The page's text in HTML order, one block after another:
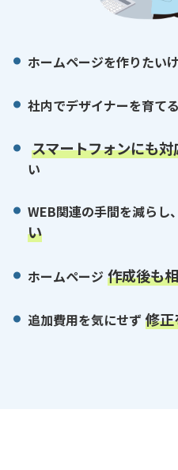
ホームページを作りたい
社内でデザイナーを育てる
スマートフォンにも対
い
WEB関連の手間を減らし、
い
ホームページ 作成後も
追加費用を気にせず修正